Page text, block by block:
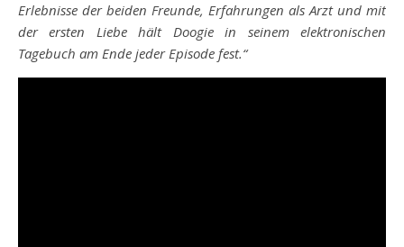
Erlebnisse der beiden Freunde, Erfahrungen als Arzt und mit
der ersten Liebe hält Doogie in seinem elektronischen
Tagebuch am Ende jeder Episode fest.“